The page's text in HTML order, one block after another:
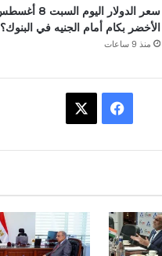
الأخضر بكام أمام الجنيه في البنوك؟
منذ 9 ساعات
و